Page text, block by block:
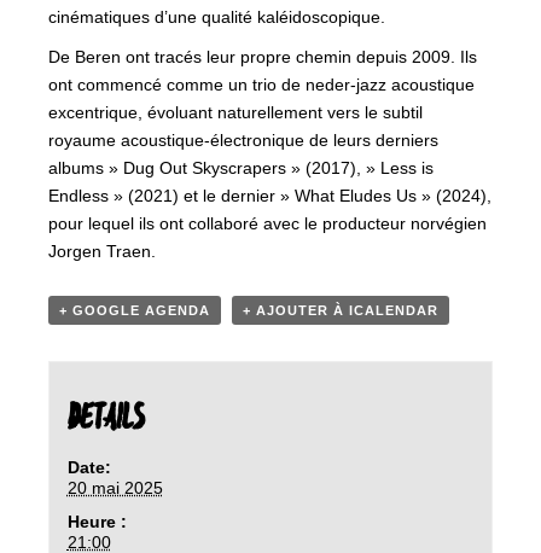
cinématiques d’une qualité kaléidoscopique.
De Beren ont tracés leur propre chemin depuis 2009. Ils
ont commencé comme un trio de neder-jazz acoustique
excentrique, évoluant naturellement vers le subtil
royaume acoustique-électronique de leurs derniers
albums » Dug Out Skyscrapers » (2017), » Less is
Endless » (2021) et le dernier » What Eludes Us » (2024),
pour lequel ils ont collaboré avec le producteur norvégien
Jorgen Traen.
+ GOOGLE AGENDA + AJOUTER À ICALENDAR
DETAILS
Date:
20 mai 2025
Heure :
21:00